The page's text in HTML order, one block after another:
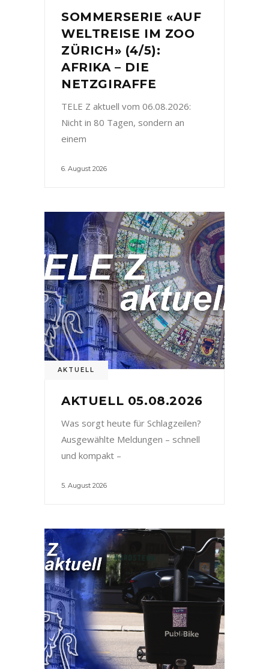
SOMMERSERIE «AUF
WELTREISE IM ZOO
ZÜRICH» (4/5):
AFRIKA – DIE
NETZGIRAFFE
TELE Z aktuell vom 06.08.2026:
Nicht in 80 Tagen, sondern an
einem
6. August 2026
AKTUELL
AKTUELL 05.08.2026
Was sorgt heute für Schlagzeilen?
Ausgewählte Meldungen – schnell
und kompakt –
5. August 2026